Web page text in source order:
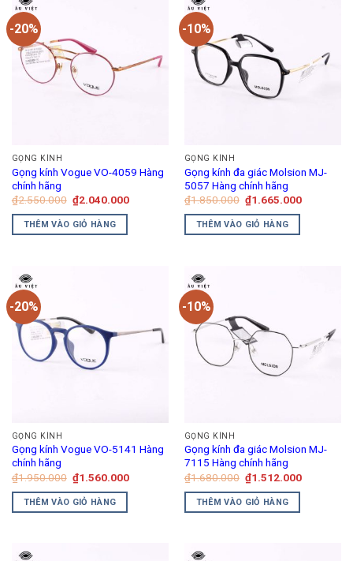
-20%
GỌNG KÍNH
Gọng kính Vogue VO-4059 Hàng
chính hãng
₫2.550.000 Giá
gốc
là:
₫2.550.000.
₫2.040.000Giá
THÊM VÀO GIỎ HÀNG
-10%
GỌNG KÍNH
Gọng kính đa giác Molsion MJ-
5057 Hàng chính hãng
₫1.850.000 Giá
gốc
là:
₫1.850.000.
₫1.665.000Giá
THÊM VÀO GIỎ HÀNG
-20%
GỌNG KÍNH
Gọng kính Vogue VO-5141 Hàng
chính hãng
₫1.950.000 Giá
gốc
là:
₫1.950.000.
₫1.560.000Giá
THÊM VÀO GIỎ HÀNG
-10%
GỌNG KÍNH
Gọng kính đa giác Molsion MJ-
7115 Hàng chính hãng
₫1.680.000 Giá
gốc
là:
₫1.680.000.
₫1.512.000Giá
THÊM VÀO GIỎ HÀNG